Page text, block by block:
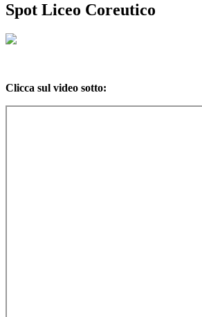
Spot Liceo Coreutico
Clicca sul video sotto: